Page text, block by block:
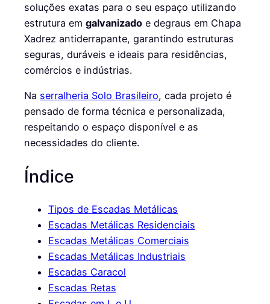
soluções exatas para o seu espaço utilizando
estrutura em galvanizado e degraus em Chapa
Xadrez antiderrapante, garantindo estruturas
seguras, duráveis e ideais para residências,
comércios e indústrias.
Na serralheria Solo Brasileiro, cada projeto é
pensado de forma técnica e personalizada,
respeitando o espaço disponível e as
necessidades do cliente.
Índice
Tipos de Escadas Metálicas
Escadas Metálicas Residenciais
Escadas Metálicas Comerciais
Escadas Metálicas Industriais
Escadas Caracol
Escadas Retas